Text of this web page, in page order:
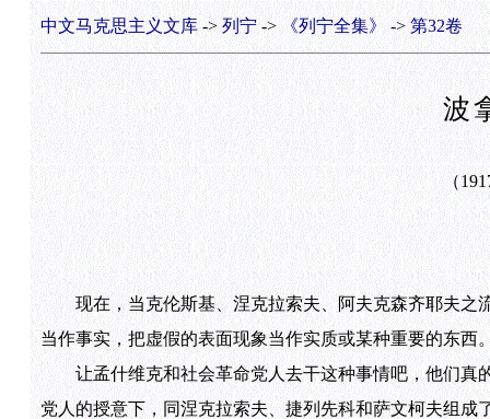
中文马克思主义文库-> 列宁-> 《列宁全集》 -> 第32卷
波
（
现在，当克伦斯基、涅克拉索夫、阿夫克森齐耶夫之
当作事实，把虚假的表面现象当作实质或某种重要的东西
让孟什维克和社会革命党人去干这种事情吧，他们真
党人的授意下，同涅克拉索夫、捷列先科和萨文柯夫组